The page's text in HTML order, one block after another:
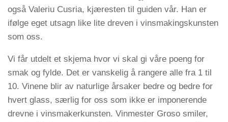
også Valeriu Cusria, kjæresten til guiden vår. Han er
ifølge eget utsagn like lite dreven i vinsmakingskunsten
som oss.
Vi får utdelt et skjema hvor vi skal gi våre poeng for
smak og fylde. Det er vanskelig å rangere alle fra 1 til
10. Vinene blir av naturlige årsaker bedre og bedre for
hvert glass, særlig for oss som ikke er imponerende
drevne i vinsmakerkunsten. Vinmester Groso smiler,